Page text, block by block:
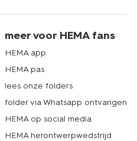
meer voor HEMA fans
HEMA app
HEMA pas
lees onze folders
folder via Whatsapp ontvangen
HEMA op social media
HEMA herontwerpwedstrijd